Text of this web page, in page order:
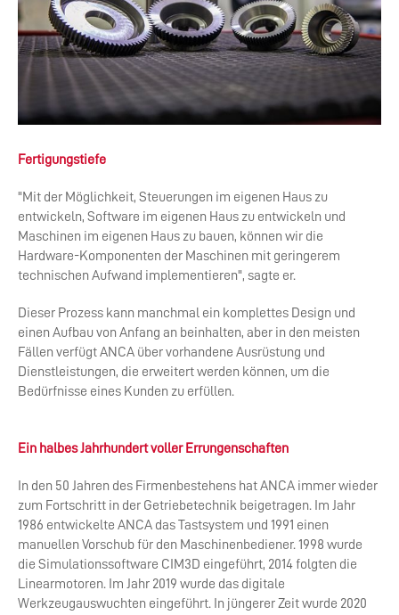
Fertigungstiefe
"Mit der Möglichkeit, Steuerungen im eigenen Haus zu
entwickeln, Software im eigenen Haus zu entwickeln und
Maschinen im eigenen Haus zu bauen, können wir die
Hardware-Komponenten der Maschinen mit geringerem
technischen Aufwand implementieren", sagte er.
Dieser Prozess kann manchmal ein komplettes Design und
einen Aufbau von Anfang an beinhalten, aber in den meisten
Fällen verfügt ANCA über vorhandene Ausrüstung und
Dienstleistungen, die erweitert werden können, um die
Bedürfnisse eines Kunden zu erfüllen.
Ein halbes Jahrhundert voller Errungenschaften
In den 50 Jahren des Firmenbestehens hat ANCA immer wieder
zum Fortschritt in der Getriebetechnik beigetragen. Im Jahr
1986 entwickelte ANCA das Tastsystem und 1991 einen
manuellen Vorschub für den Maschinenbediener. 1998 wurde
die Simulationssoftware CIM3D eingeführt, 2014 folgten die
Linearmotoren. Im Jahr 2019 wurde das digitale
Werkzeugauswuchten eingeführt. In jüngerer Zeit wurde 2020